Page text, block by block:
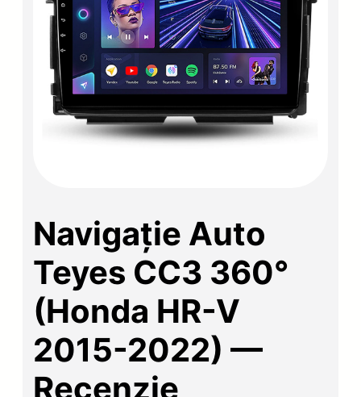
Navigație Auto
Teyes CC3 360°
(Honda HR-V
2015-2022) —
Recenzie